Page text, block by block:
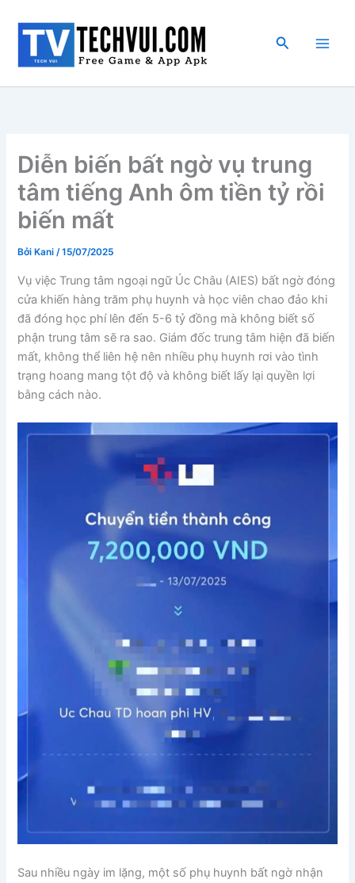
dung
Tìm
Diễn biến bất ngờ vụ trung
tâm tiếng Anh ôm tiền tỷ rồi
biến mất
Bởi Kani/15/07/2025
Vụ việc Trung tâm ngoại ngữ Úc Châu (AIES) bất ngờ đóng
cửa khiến hàng trăm phụ huynh và học viên chao đảo khi
đã đóng học phí lên đến 5-6 tỷ đồng mà không biết số
phận trung tâm sẽ ra sao. Giám đốc trung tâm hiện đã biến
mất, không thể liên hệ nên nhiều phụ huynh rơi vào tình
trạng hoang mang tột độ và không biết lấy lại quyền lợi
bằng cách nào.
Sau nhiều ngày im lặng, một số phụ huynh bất ngờ nhận